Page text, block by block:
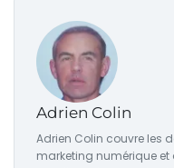
Adrien Colin
Adrien Colin couvre les
marketing numérique et